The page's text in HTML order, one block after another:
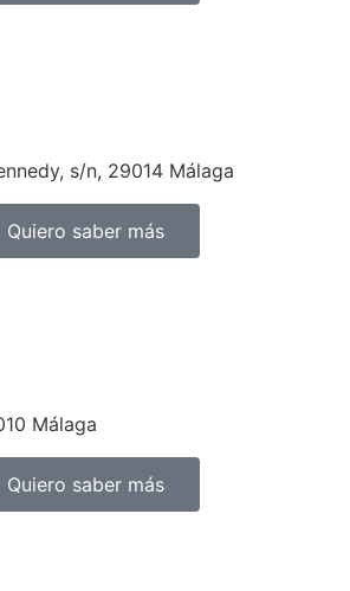
s/n, 29014 Málaga
Quiero saber más
Málaga
Quiero saber más